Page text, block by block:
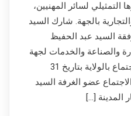
لسائر المهنيين،
بالجهة. شارك السيد
السيد عبد الحفيظ
والصناعة والخدمات لجهة
طنجة تطوان الحسيمة، في اجتماع بالولاية بتاريخ 31
هذا الاجتماع عضو الغرفة السيد
المدينة […]